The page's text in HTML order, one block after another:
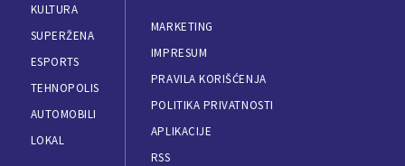
KULTURA
SUPERŽENA
ESPORTS
TEHNOPOLIS
AUTOMOBILI
LOKAL
MARKETING
IMPRESUM
PRAVILA KORIŠĆENJA
POLITIKA PRIVATNOSTI
APLIKACIJE
RSS